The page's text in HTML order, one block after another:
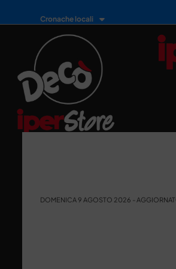
Cronache locali
DOMENICA 9 AGOSTO 2026 -